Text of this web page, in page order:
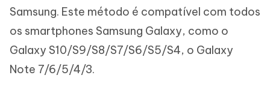
Samsung. Este método é compatível com todos
os smartphones Samsung Galaxy, como o
Galaxy S10/S9/S8/S7/S6/S5/S4, o Galaxy
Note 7/6/5/4/3.